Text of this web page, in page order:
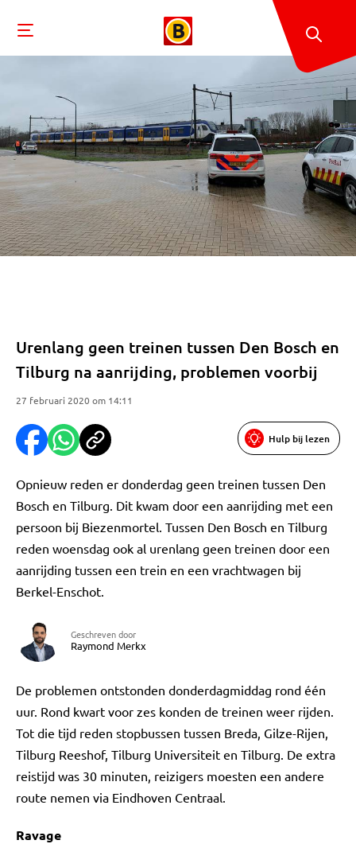
Urenlang geen treinen tussen Den Bosch en
Tilburg na aanrijding, problemen voorbij
27 februari 2020 om 14:11
Hulp bij lezen
Opnieuw reden er donderdag geen treinen tussen Den
Bosch en Tilburg. Dit kwam door een aanrijding met een
persoon bij Biezenmortel. Tussen Den Bosch en Tilburg
reden woensdag ook al urenlang geen treinen door een
aanrijding tussen een trein en een vrachtwagen bij
Berkel-Enschot.
Geschreven door
Raymond Merkx
De problemen ontstonden donderdagmiddag rond één
uur. Rond kwart voor zes konden de treinen weer rijden.
Tot die tijd reden stopbussen tussen Breda, Gilze-Rijen,
Tilburg Reeshof, Tilburg Universiteit en Tilburg. De extra
reistijd was 30 minuten, reizigers moesten een andere
route nemen via Eindhoven Centraal.
Ravage